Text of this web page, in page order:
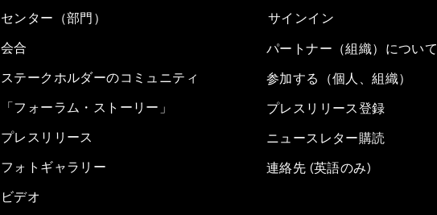
センター（部門）
会合
ステークホルダーのコミュニティ
「フォーラム・ストーリー」
プレスリリース
フォトギャラリー
ビデオ
サインイン
パートナー（組織）について
参加する（個人、組織）
プレスリリース登録
ニュースレター購読
連絡先 (英語のみ)